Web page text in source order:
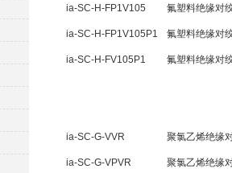
ia-SC-H-FP1V105 氟塑料绝缘对
ia-SC-H-FP1V105P1 氟塑料绝缘对
ia-SC-H-FV105P1 氟塑料绝缘对
ia-SC-G-VVR 聚氯乙烯绝缘
ia-SC-G-VPVR 聚氯乙烯绝缘